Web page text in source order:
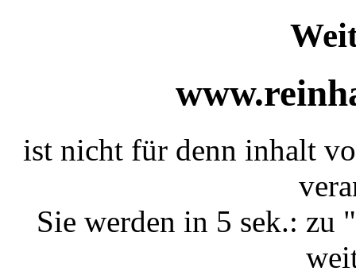
ist nicht für denn inhalt
Sie werden in 5 sek.: zu "